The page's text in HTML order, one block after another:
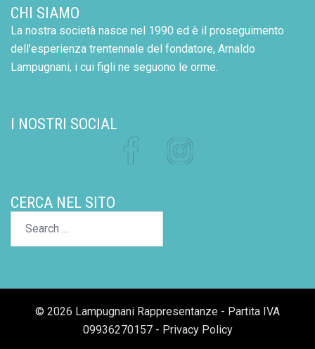
CHI SIAMO
La nostra società nasce nel 1990 ed è il proseguimento
dell’esperienza trentennale del fondatore, Arnaldo
Lampugnani, i cui figli ne seguono le orme.
I NOSTRI SOCIAL
Facebook Instagram
CERCA NEL SITO
© 2026 Lampugnani Rappresentanze - Partita IVA
09936270157 - Privacy Policy